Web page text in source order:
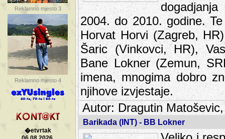
Reklamno mjesto 3
Reklamno mjesto 4
�etvrtak
2004. do 2010. godine.
Horvat Horvi (Zagreb,
Šaric (Vinkovci, HR),
Bane Lokner (Zemun,
imena, mnogima dobro
njihove izvjestaje.
Autor: Dragutin
Barikada (INT) - BB Lokner